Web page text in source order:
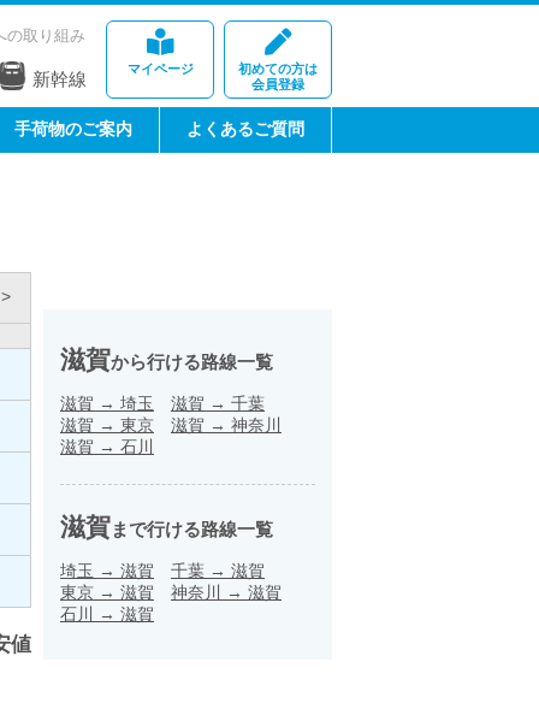
マイページ
初めての方は
会員登録
の取り組み
新幹線
手荷物のご案内 よくあるご質問
値
滋賀から行ける路線一覧
滋賀 → 埼玉 滋賀 → 千葉
滋賀 → 東京 滋賀 → 神奈川
滋賀 → 石川
滋賀まで行ける路線一覧
埼玉 → 滋賀 千葉 → 滋賀
東京 → 滋賀 神奈川 → 滋賀
石川
→ 滋賀